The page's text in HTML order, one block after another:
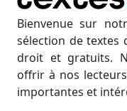
Bienvenue sur
sélection de textes
droit et gratuits.
offrir à nos
importantes et